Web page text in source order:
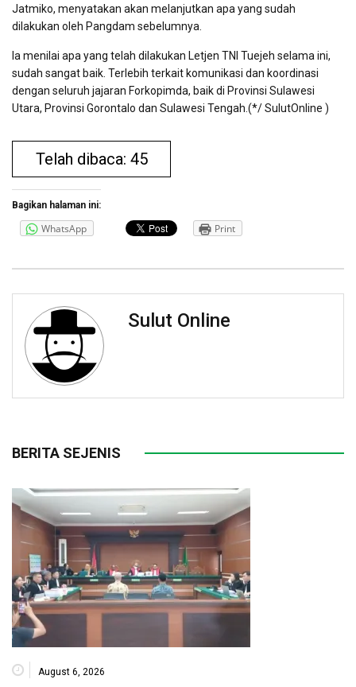
Jatmiko, menyatakan akan melanjutkan apa yang sudah
dilakukan oleh Pangdam sebelumnya.
Ia menilai apa yang telah dilakukan Letjen TNI Tuejeh selama ini,
sudah sangat baik. Terlebih terkait komunikasi dan koordinasi
dengan seluruh jajaran Forkopimda, baik di Provinsi Sulawesi
Utara, Provinsi Gorontalo dan Sulawesi Tengah.(*/ SulutOnline )
Telah dibaca: 45
Bagikan halaman ini:
WhatsApp Print
Sulut Online
BERITA SEJENIS
August 6, 2026